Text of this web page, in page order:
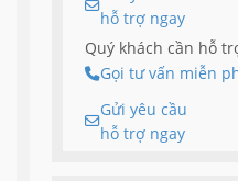
hỗ trợ ngay
Quý khách cần hỗ
Gọi tư vấn miễn
Gửi yêu cầu
hỗ trợ ngay